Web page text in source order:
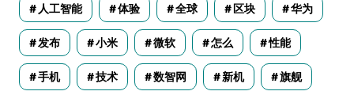
人工智能 体验 全球 区块 华为
发布 小米 微软 怎么 性能
手机 技术 数智网 新机 旗舰